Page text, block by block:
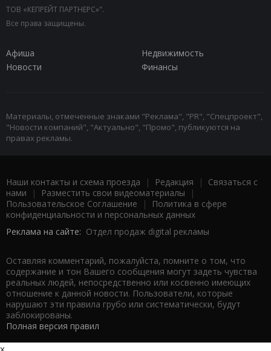
ТОВ «КЕПРЕЙТ ПАРТНЕРС»".
Все права защищены.
Афиша
Недвижимость
Новости
Финансы
Материалы, отмеченные знаками "Реклама", "PR", "Спецпроект",
"Новости компаний", "Актуально", "Промо", публикуются на
правах рекламы.
Наши контакты и схема проезда | Редакция | Связаться с
нами | Разместить свои видеоматериалы |
Пользовательское Соглашение |
Политика в сфере
конфиденциальности и персональных данных
Реклама на сайте: Отдел продаж digital рекламы
Оставляя комментарий, пожалуйста, помните о том, что
содержание и тон Вашего сообщения могут задеть чувства
реальных людей, непосредственно или косвенно имеющих
отношение к данной новости. Пользователи, которые
нарушают эти правила грубо или систематически, будут
заблокированы.
Полная версия правил
x